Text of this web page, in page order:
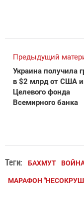
Предыдущий
Украина получила
в $2 млрд от США
Целевого фонда
Всемирного банка
Теги: БАХМУТ
МАРАФОН